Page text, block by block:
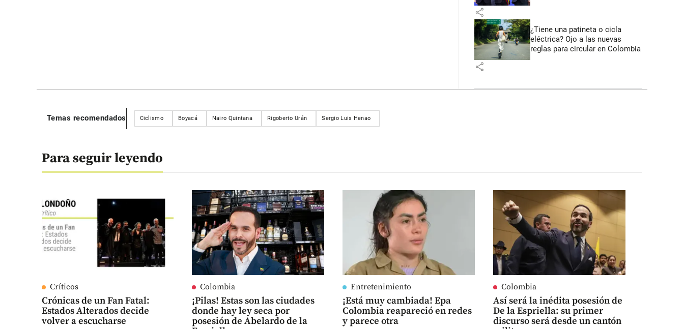
share
¿Tiene una patineta o cicla
eléctrica? Ojo a las nuevas
reglas para circular en Colombia
share
Temas recomendados Ciclismo Boyacá Nairo Quintana Rigoberto Urán Sergio Luis Henao
Para seguir leyendo
Críticos
Crónicas de un Fan Fatal:
Estados Alterados decide
volver a escucharse
Colombia
¡Pilas! Estas son las ciudades
donde hay ley seca por
posesión de Abelardo de la
Entretenimiento
¡Está muy cambiada! Epa
Colombia reapareció en redes
y parece otra
Colombia
Así será la inédita posesión de
De la Espriella: su primer
discurso será desde un cantón